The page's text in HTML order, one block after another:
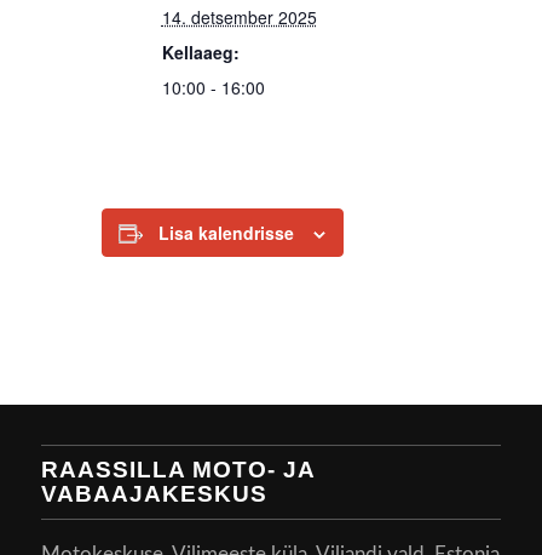
14. detsember 2025
Kellaaeg:
10:00 - 16:00
Lisa kalendrisse
RAASSILLA MOTO- JA
VABAAJAKESKUS